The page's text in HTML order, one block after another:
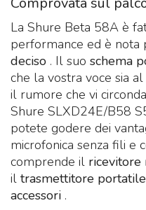
La Shure Beta 58A è
performance ed è nota
deciso . Il suo schema
che la vostra voce sia
il rumore che vi
Shure SLXD24E/B58
potete godere dei
microfonica senza fili e
comprende il ricevitore
il trasmettitore
accessori .